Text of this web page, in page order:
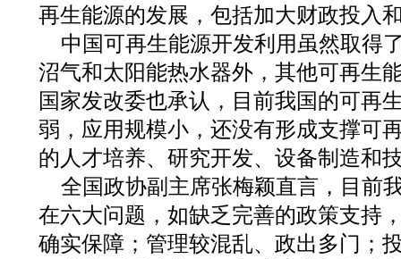
再生能源的发展，包括加大财政投入
中国可再生能源开发利用虽然取得
沼气和太阳能热水器外，其他可再生
国家发改委也承认，目前我国的可再
弱，应用规模小，还没有形成支撑可
的人才培养、研究开发、设备制造和
全国政协副主席张梅颖直言，目前
在六大问题，如缺乏完善的政策支持
确实保障；管理较混乱、政出多门；